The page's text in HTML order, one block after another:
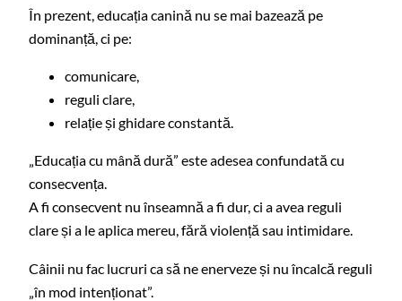
În prezent, educația canină nu se mai bazează pe
dominanță, ci pe:
comunicare,
reguli clare,
relație și ghidare constantă.
„Educația cu mână dură” este adesea confundată cu
consecvența.
A fi consecvent nu înseamnă a fi dur, ci a avea reguli
clare și a le aplica mereu, fără violență sau intimidare.
Câinii nu fac lucruri ca să ne enerveze și nu încalcă reguli
„în mod intenționat”.